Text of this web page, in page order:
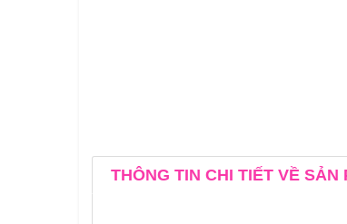
THÔNG TIN CHI TIẾT VỀ SẢN